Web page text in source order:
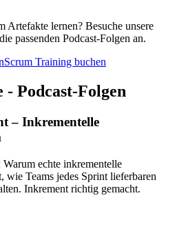
Artefakte lernen? Besuche unsere
passenden Podcast-Folgen an.
Scrum Training buchen
Podcast-Folgen
– Inkrementelle
echte inkrementelle
wie Teams jedes Sprint lieferbaren
Inkrement richtig gemacht.